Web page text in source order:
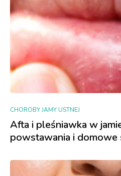
CHOROBY JAMY USTNEJ
Afta i pleśniawka w
powstawania i domowe